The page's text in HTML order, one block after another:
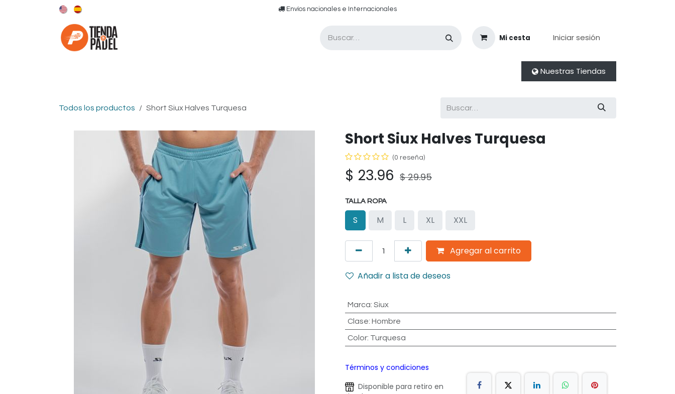
​​ E​nvíos nacionales e ​​​Internacionales​
Mi cesta Iniciar sesión
Nuestras Tiendas
Todos los productos Short Siux Halves Turquesa
Short Siux Halves Turquesa
(0 reseña)
$ 23.96 $29.95
TALLA ROPA
S M L XL XXL
Agregar al carrito
Añadir a lista de deseos
Marca: Siux
Clase: Hombre
Color: Turquesa
Términos y condiciones
Disponible para retiro en